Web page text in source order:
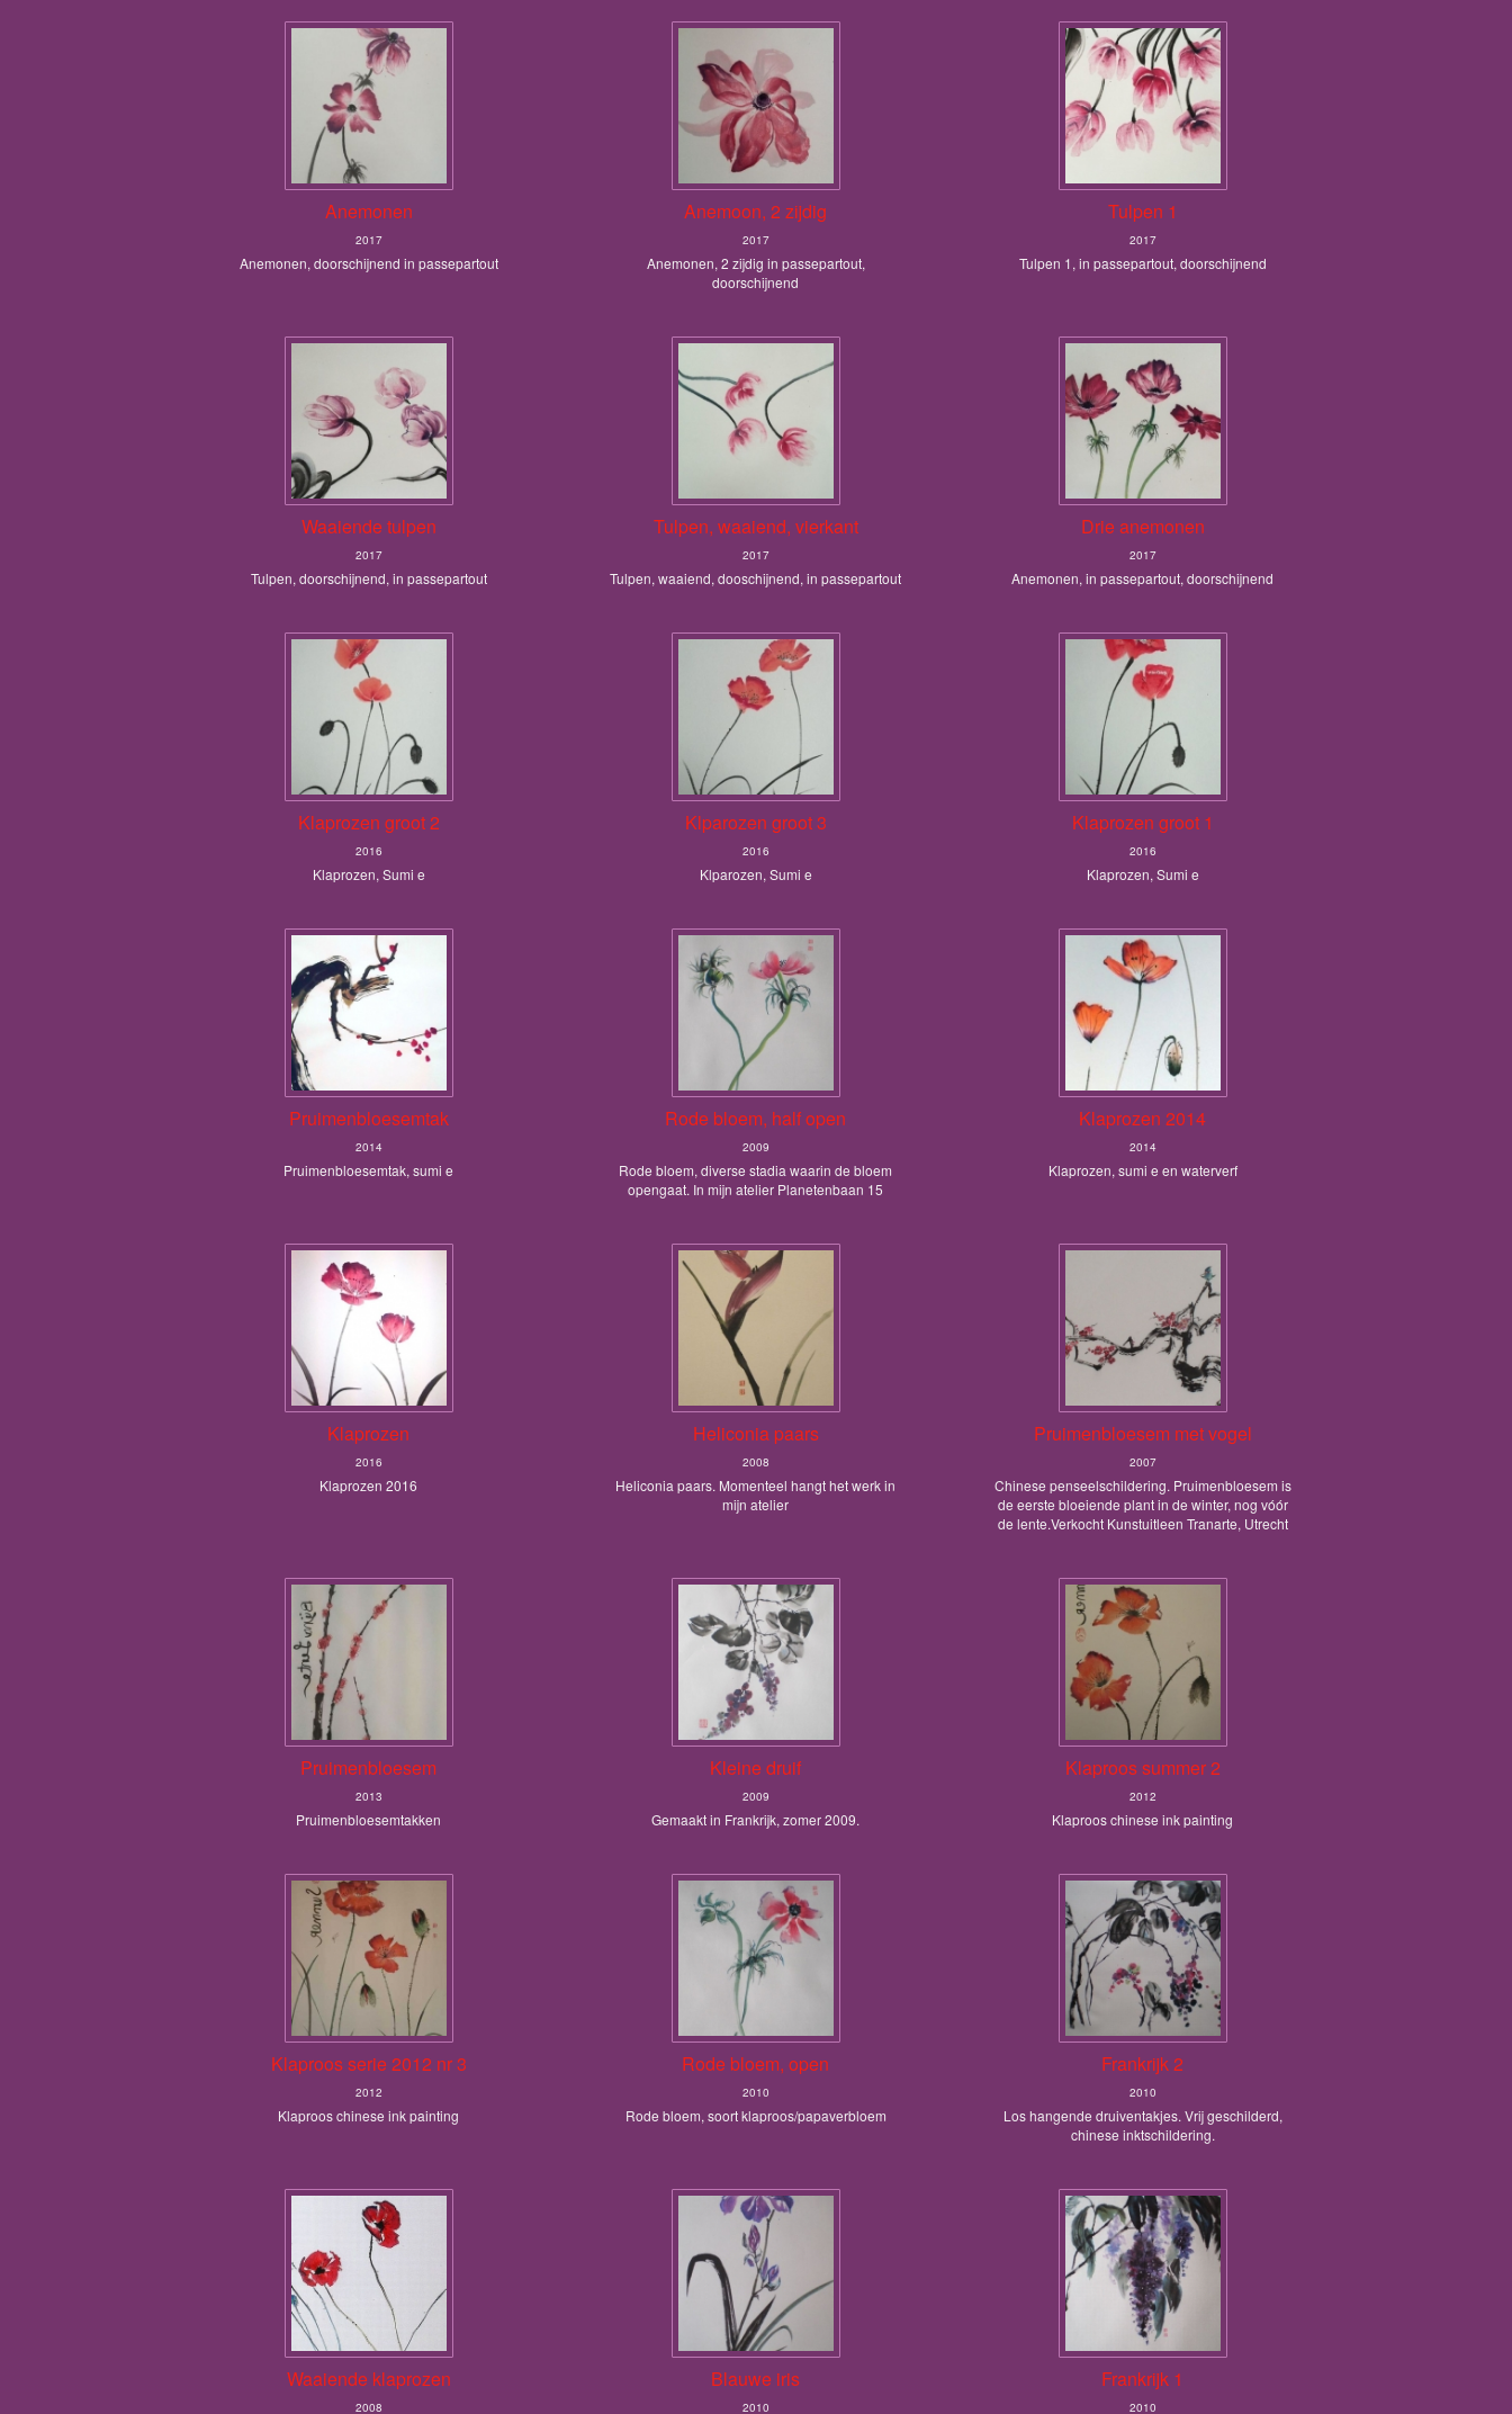
Anemonen
2017
Anemonen, doorschijnend in passepartout
Anemoon, 2 zijdig
2017
Anemonen, 2 zijdig in passepartout,
doorschijnend
Tulpen 1
2017
Tulpen 1, in passepartout, doorschijnend
Waaiende tulpen
2017
Tulpen, doorschijnend, in passepartout
Tulpen, waaiend, vierkant
2017
Tulpen, waaiend, dooschijnend, in passepartout
Drie anemonen
2017
Anemonen, in passepartout, doorschijnend
Klaprozen groot 2
2016
Klaprozen, Sumi e
Klparozen groot 3
2016
Klparozen, Sumi e
Klaprozen groot 1
2016
Klaprozen, Sumi e
Pruimenbloesemtak
2014
Pruimenbloesemtak, sumi e
Rode bloem, half open
2009
Rode bloem, diverse stadia waarin de bloem
opengaat. In mijn atelier Planetenbaan 15
Klaprozen 2014
2014
Klaprozen, sumi e en waterverf
Klaprozen
2016
Klaprozen 2016
Heliconia paars
2008
Heliconia paars. Momenteel hangt het werk in
mijn atelier
Pruimenbloesem met vogel
2007
Chinese penseelschildering. Pruimenbloesem is
de eerste bloeiende plant in de winter, nog vóór
de lente.Verkocht Kunstuitleen Tranarte, Utrecht
Pruimenbloesem
2013
Pruimenbloesemtakken
Kleine druif
2009
Gemaakt in Frankrijk, zomer 2009.
Klaproos summer 2
2012
Klaproos chinese ink painting
Klaproos serie 2012 nr 3
2012
Klaproos chinese ink painting
Rode bloem, open
2010
Rode bloem, soort klaproos/papaverbloem
Frankrijk 2
2010
Los hangende druiventakjes. Vrij geschilderd,
chinese inktschildering.
Waaiende klaprozen
2008
Blauwe iris
2010
Frankrijk 1
2010